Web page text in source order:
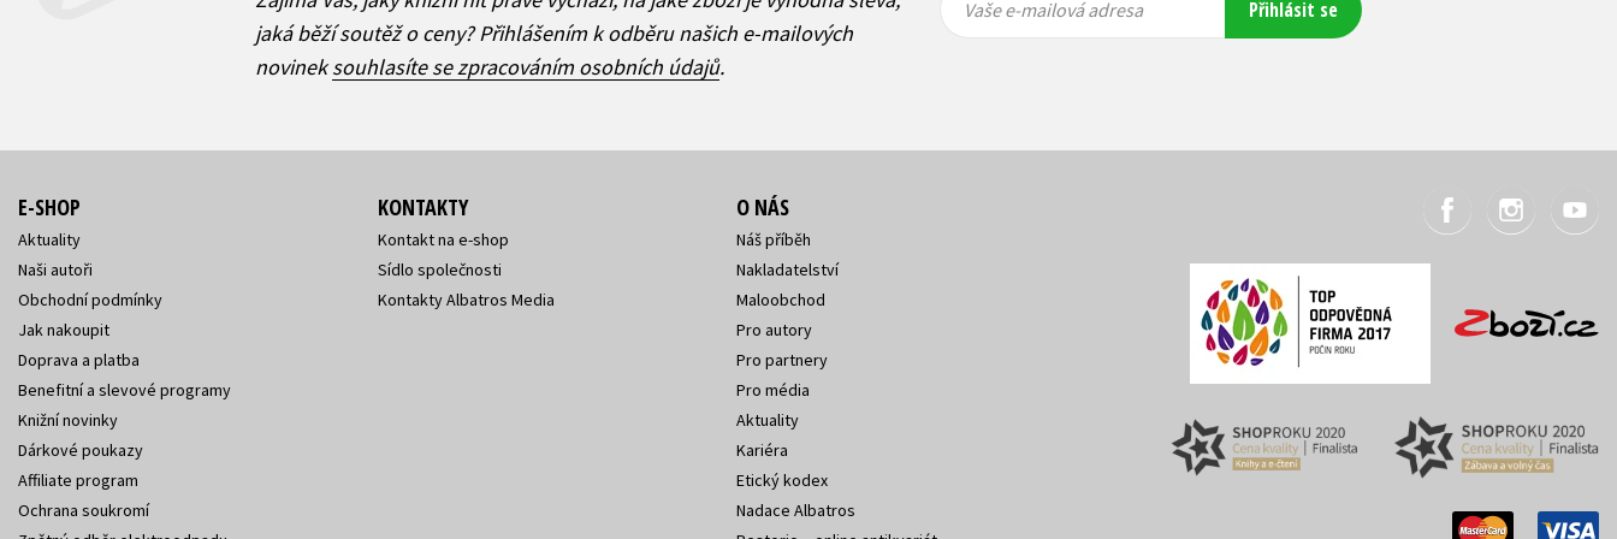
jaká běží soutěž o ceny? Přihlášením k odběru našich e-mailových
novineksouhlasíte se zpracováním osobních údajů.
mailová
mailová
Vaše e-mailová adresa Přihlásit se
E-SHOP
Aktuality
Naši autoři
Obchodní podmínky
Jak nakoupit
Doprava a platba
Benefitní a slevové programy
Knižní novinky
Dárkové poukazy
Affiliate program
Ochrana soukromí
KONTAKTY
Kontakt na e-shop
Sídlo společnosti
Kontakty Albatros Media
O NÁS
Náš příběh
Nakladatelství
Maloobchod
Pro autory
Pro partnery
Pro média
Aktuality
Kariéra
Etický kodex
Nadace Albatros